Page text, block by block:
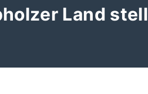
Land